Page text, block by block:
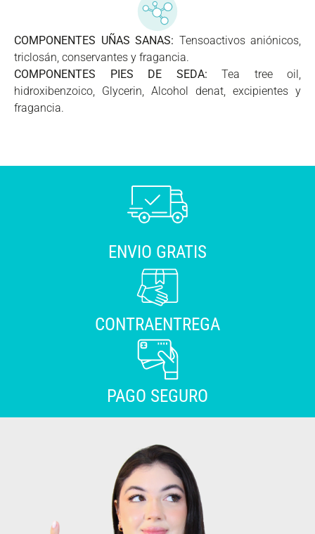
COMPONENTES UÑAS SANAS: Tensoactivos aniónicos,
triclosán, conservantes y fragancia.
COMPONENTES PIES DE SEDA: Tea tree oil,
hidroxibenzoico, Glycerin, Alcohol denat, excipientes y
fragancia.
ENVIO GRATIS
CONTRAENTREGA
PAGO SEGURO